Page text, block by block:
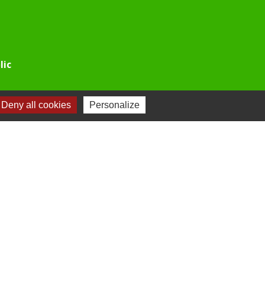
Deny all cookies Personalize